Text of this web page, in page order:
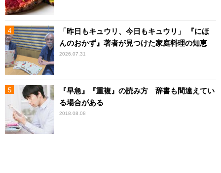
「昨日もキュウリ、今日もキュウリ」 『にほ
んのおかず』著者が見つけた家庭料理の知恵
2026.07.31
『早急』『重複』の読み方 辞書も間違えてい
る場合がある
2018.08.08